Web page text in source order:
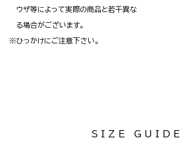
ウザ等によって実際の商品と若干異な
る場合がございます。
※ひっかけにご注意下さい。
S I Z E G U I D E